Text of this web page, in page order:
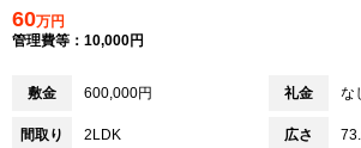
60万円
管理費等：10,000円
敷金 600,000円 礼金 な
間取り 2LDK 広さ